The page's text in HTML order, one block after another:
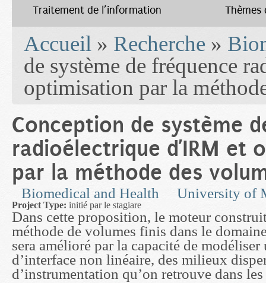
Traitement de l’information
Thèmes
Accueil » Recherche »
de système de fréquence
optimisation par la
Conception de système
radioélectrique d’IRM et
par la méthode des
Biomedical and Health University of
Project Type: initié par le stagiare
Dans cette proposition, le moteur
méthode de volumes finis dans le
sera amélioré par la capacité de
d’interface non linéaire, des milieux
d’instrumentation qu’on retrouve dans